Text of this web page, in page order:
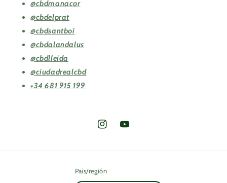
@cbdmanacor
@cbdelprat
@cbdsantboi
@cbdalandalus
@cbdlleida
@ciudadrealcbd
+34 681 915 199
InstagramYouTube
País/región